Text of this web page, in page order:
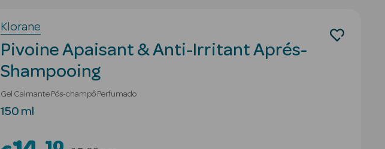
Klorane
Pivoine Apaisant & Anti-Irritant Aprés-
Shampooing
Gel Calmante Pós-champô Perfumado
150 ml